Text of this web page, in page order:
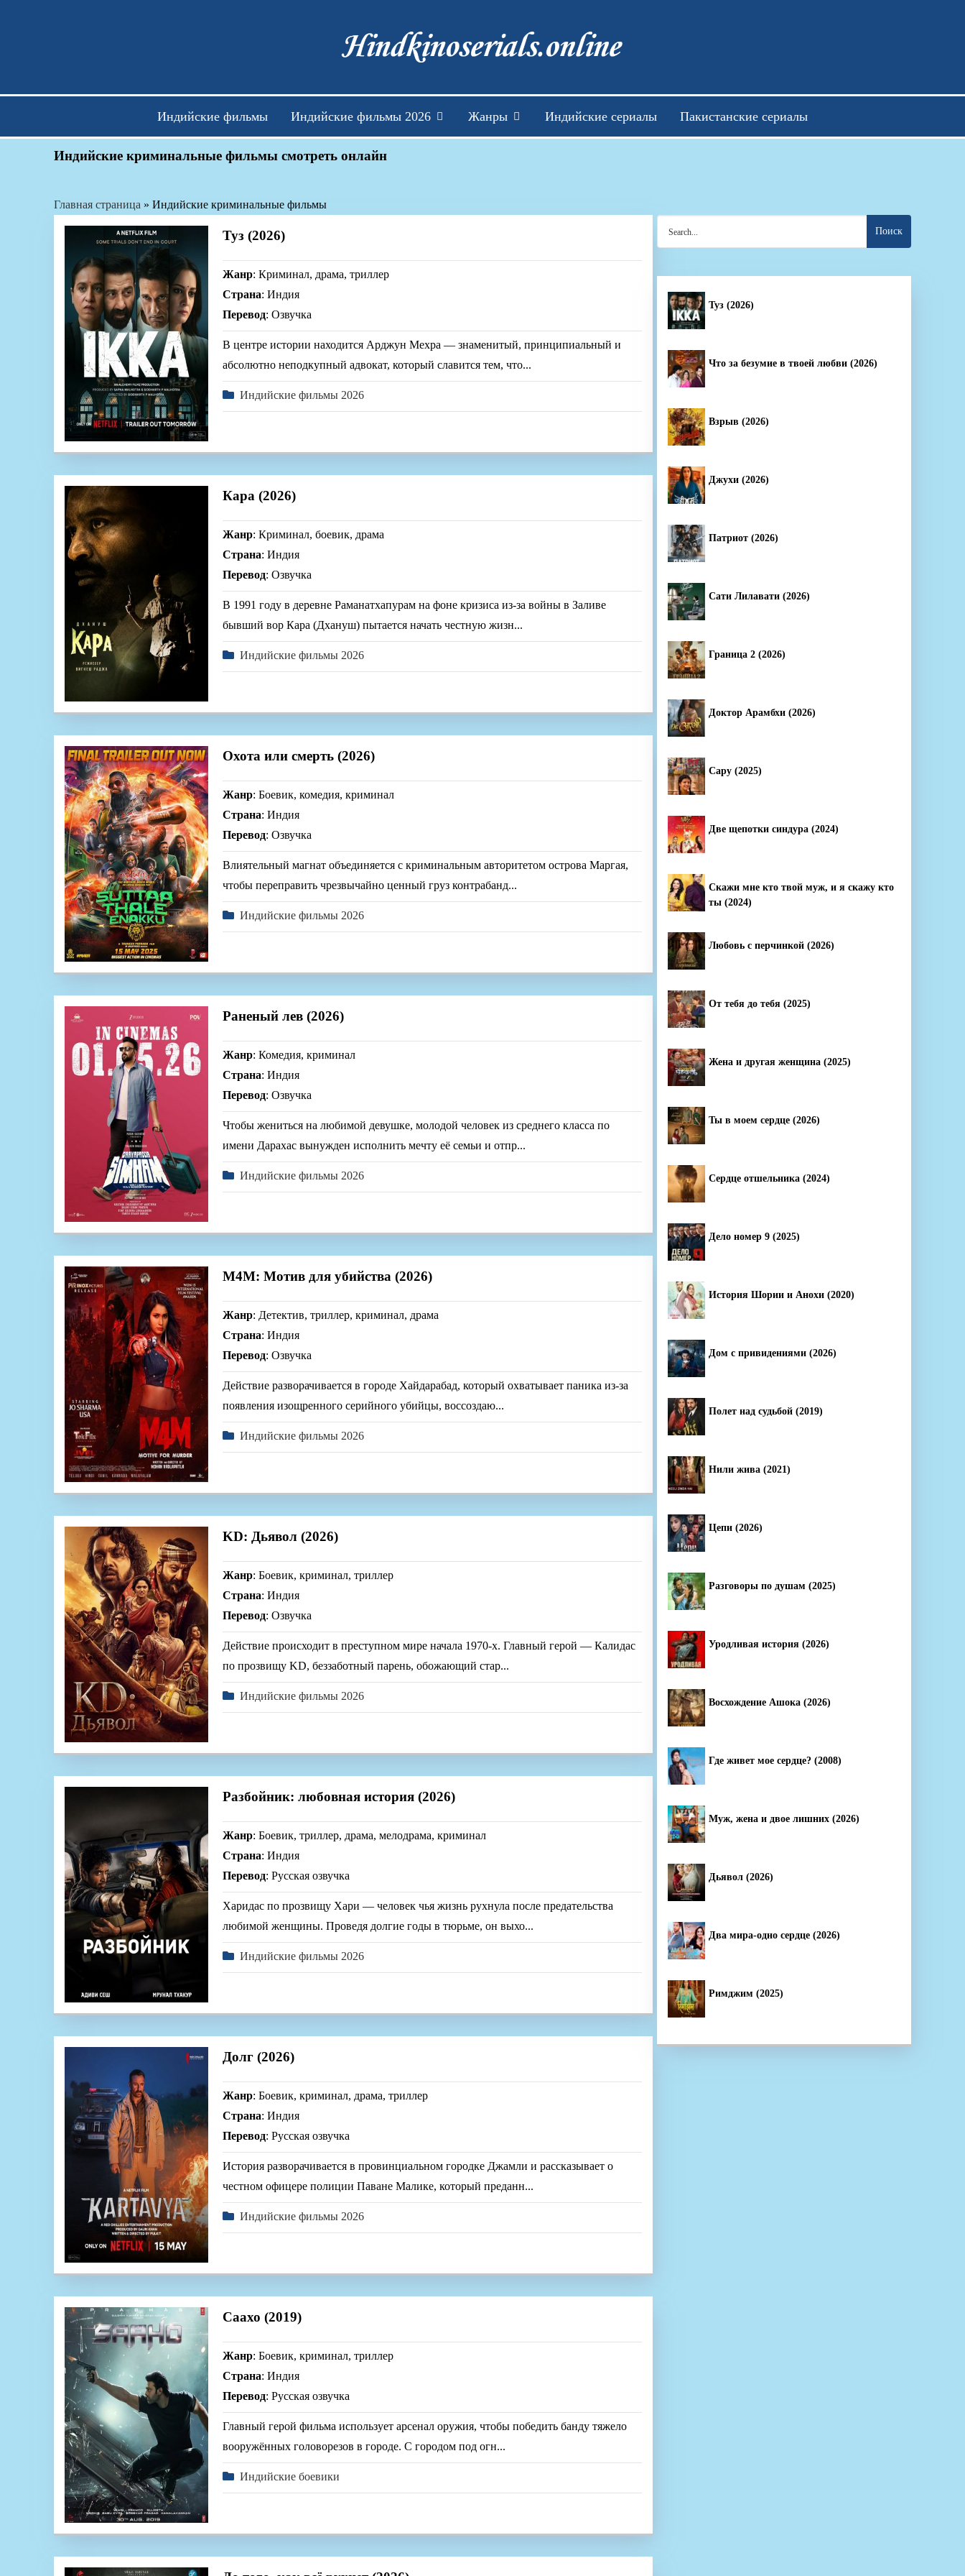
Индийские фильмы смотреть онлайн
Индийские фильмы Индийские фильмы 2026 Жанры Индийские сериалы Пакистанские сериалы
Индийские криминальные фильмы смотреть онлайн
Главная страница » Индийские криминальные фильмы
Туз (2026)
Жанр: Криминал, драма, триллер
Страна: Индия
Перевод: Озвучка
В центре истории находится Арджун Мехра — знаменитый, принципиальный и
абсолютно неподкупный адвокат, который славится тем, что...
Индийские фильмы 2026
Кара (2026)
Жанр: Криминал, боевик, драма
Страна: Индия
Перевод: Озвучка
В 1991 году в деревне Раманатхапурам на фоне кризиса из-за войны в Заливе
бывший вор Кара (Дхануш) пытается начать честную жизн...
Индийские фильмы 2026
Охота или смерть (2026)
Жанр: Боевик, комедия, криминал
Страна: Индия
Перевод: Озвучка
Влиятельный магнат объединяется с криминальным авторитетом острова Маргая,
чтобы переправить чрезвычайно ценный груз контрабанд...
Индийские фильмы 2026
Раненый лев (2026)
Жанр: Комедия, криминал
Страна: Индия
Перевод: Озвучка
Чтобы жениться на любимой девушке, молодой человек из среднего класса по
имени Дарахас вынужден исполнить мечту её семьи и отпр...
Индийские фильмы 2026
M4M: Мотив для убийства (2026)
Жанр: Детектив, триллер, криминал, драма
Страна: Индия
Перевод: Озвучка
Действие разворачивается в городе Хайдарабад, который охватывает паника из-за
появления изощренного серийного убийцы, воссоздаю...
Индийские фильмы 2026
KD: Дьявол (2026)
Жанр: Боевик, криминал, триллер
Страна: Индия
Перевод: Озвучка
Действие происходит в преступном мире начала 1970-х. Главный герой — Калидас
по прозвищу KD, беззаботный парень, обожающий стар...
Индийские фильмы 2026
Разбойник: любовная история (2026)
Жанр: Боевик, триллер, драма, мелодрама, криминал
Страна: Индия
Перевод: Русская озвучка
Харидас по прозвищу Хари — человек чья жизнь рухнула после предательства
любимой женщины. Проведя долгие годы в тюрьме, он выхо...
Индийские фильмы 2026
Долг (2026)
Жанр: Боевик, криминал, драма, триллер
Страна: Индия
Перевод: Русская озвучка
История разворачивается в провинциальном городке Джамли и рассказывает о
честном офицере полиции Паване Малике, который преданн...
Индийские фильмы 2026
Саахо (2019)
Жанр: Боевик, криминал, триллер
Страна: Индия
Перевод: Русская озвучка
Главный герой фильма использует арсенал оружия, чтобы победить банду тяжело
вооружённых головорезов в городе. С городом под огн...
Индийские боевики
for:
Туз (2026)
Что за безумие в твоей любви (2026)
Взрыв (2026)
Джухи (2026)
Патриот (2026)
Сати Лилавати (2026)
Граница 2 (2026)
Доктор Арамбхи (2026)
Сару (2025)
Две щепотки синдура (2024)
Скажи мне кто твой муж, и я скажу кто
ты (2024)
Любовь с перчинкой (2026)
От тебя до тебя (2025)
Жена и другая женщина (2025)
Ты в моем сердце (2026)
Сердце отшельника (2024)
Дело номер 9 (2025)
История Шории и Анохи (2020)
Дом с привидениями (2026)
Полет над судьбой (2019)
Нили жива (2021)
Цепи (2026)
Разговоры по душам (2025)
Уродливая история (2026)
Восхождение Ашока (2026)
Где живет мое сердце? (2008)
Муж, жена и двое лишних (2026)
Дьявол (2026)
Два мира-одно сердце (2026)
Римджим (2025)